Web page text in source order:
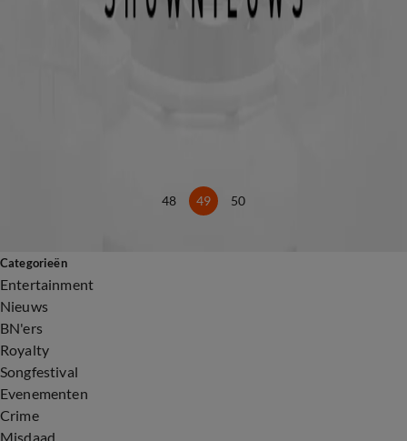
Koningsdag in Groningen: Máxima oogverblindend in het rood, Anita niet aanwezig
48 49 50
Categorieën
Entertainment
Nieuws
BN'ers
Royalty
Songfestival
Evenementen
Crime
Misdaad